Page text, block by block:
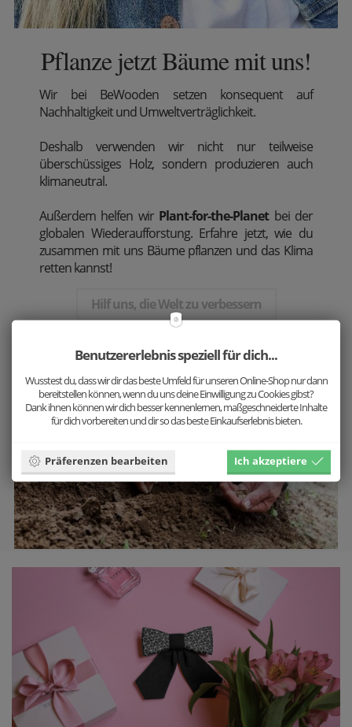
Pflanze jetzt Bäume mit uns!
Wir bei BeWooden setzen konsequent auf
Nachhaltigkeit und Umweltverträglichkeit.
Deshalb verwenden wir nicht nur teilweise
überschüssiges Holz, sondern produzieren auch
klimaneutral.
Außerdem helfen wir Plant-for-the-Planetbei der
globalen Wiederaufforstung. Erfahre jetzt, wie du
zusammen mit uns Bäume pflanzen und das Klima
retten kannst!
Hilf uns, die Welt zu verbessern
Benutzererlebnis speziell für dich...
Wusstest du, dass wir dir das beste Umfeld für unseren Online-Shop nur dann
bereitstellen können, wenn du uns deine Einwilligung zu Cookies gibst?
Dank ihnen können wir dich besser kennenlernen, maßgeschneiderte Inhalte
für dich vorbereiten und dir so das beste Einkaufserlebnis bieten.
Präferenzen bearbeiten Ich akzeptiere